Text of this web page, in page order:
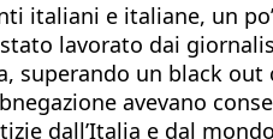
italiani e italiane, un
lavorato dai
superando un black out
avevano
dall’Italia e dal